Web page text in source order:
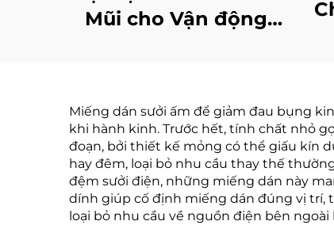
Mũi cho Vận động
thở Dải Dán Mũi
Miếng dán sưởi ấm để giảm đau bụng
khi hành kinh. Trước hết, tính chất nhỏ
đoạn, bởi thiết kế mỏng có thể giấu kín
hay đêm, loại bỏ nhu cầu thay thế
đệm sưởi điện, những miếng dán này
dính giúp cố định miếng dán đúng vị trí,
loại bỏ nhu cầu về nguồn điện bên